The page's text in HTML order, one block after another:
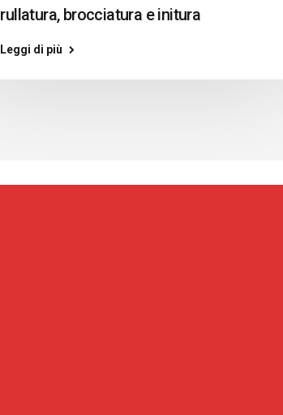
rullatura, brocciatura e initura
Leggi di più